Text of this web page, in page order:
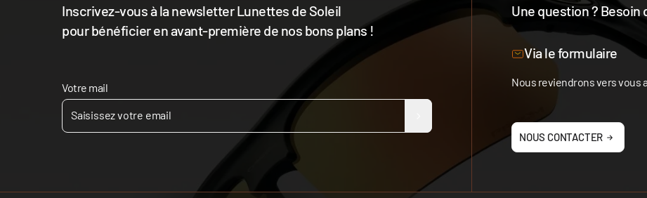
Inscrivez-vous à la newsletter Lunettes de Soleil
pour bénéficier en avant-première de nos bons plans !
Votre mail
Une question ? Besoin
Notre équipe est à votre
Via le formulaire
Nous reviendrons vers vous
NOUS CONTACTER